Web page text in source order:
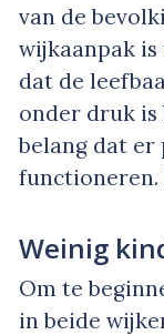
van de
wijkaanpak
dat de
onder druk is
belang dat er
functioneren.
Weinig
Om te
in beide